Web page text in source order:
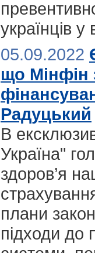
українців
05.09.2022
що Мінфін
Радуцький
В
Україна"
здоров’я
плани
підходи до